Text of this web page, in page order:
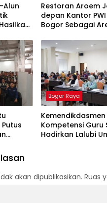
Alun
Restoran Aroem
depan Kantor
Bogor Sebagai
Bogor Raya
Kompetensi Guru
Hadirkan Lalubi
akan dipublikasikan. Ruas